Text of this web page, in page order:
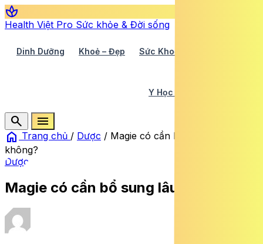
spa
Health Việt Pro Sức khỏe & Đời sống
Dinh Dưỡng Khoẻ – Đẹp Sức Khoẻ TV
Y Học Cổ Truyền
search
menu
home Trang chủ / Dược / Magie có cần bổ sung lâu dài
không?
Dược
Magie có cần bổ sung lâu dài không?